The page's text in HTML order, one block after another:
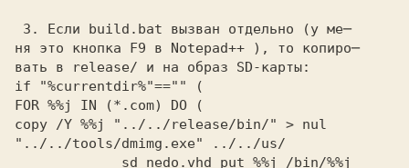
3. Если build.bat вызван отдельно (у ме─
ня это кнопка F9 в Notepad++ ), то копиро─
вать в release/ и на образ SD-карты:
if "%currentdir%"=="" (